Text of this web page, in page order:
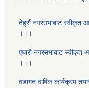
तेह्रौं नगरसभाबाट स्वीकृत
।।।
एघाराै नगरसभाबाट
।।।
वडागत वार्षिक कार्यक्रम